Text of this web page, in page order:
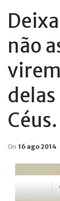
não
delas
On 16 ago 2014